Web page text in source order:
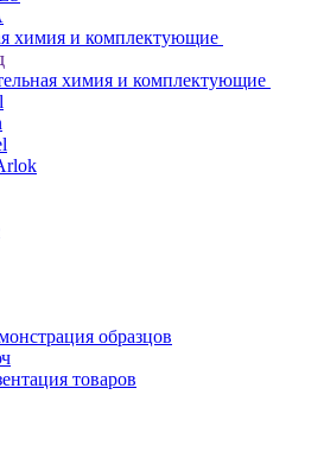
химия и комплектующие
химия и комплектующие
образцов
товаров